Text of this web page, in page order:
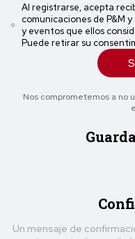
Al registrarse, acepta
comunicaciones de P&M
y eventos que ellos
Puede retirar su
Nos comprometemos a no
Un mensaje de